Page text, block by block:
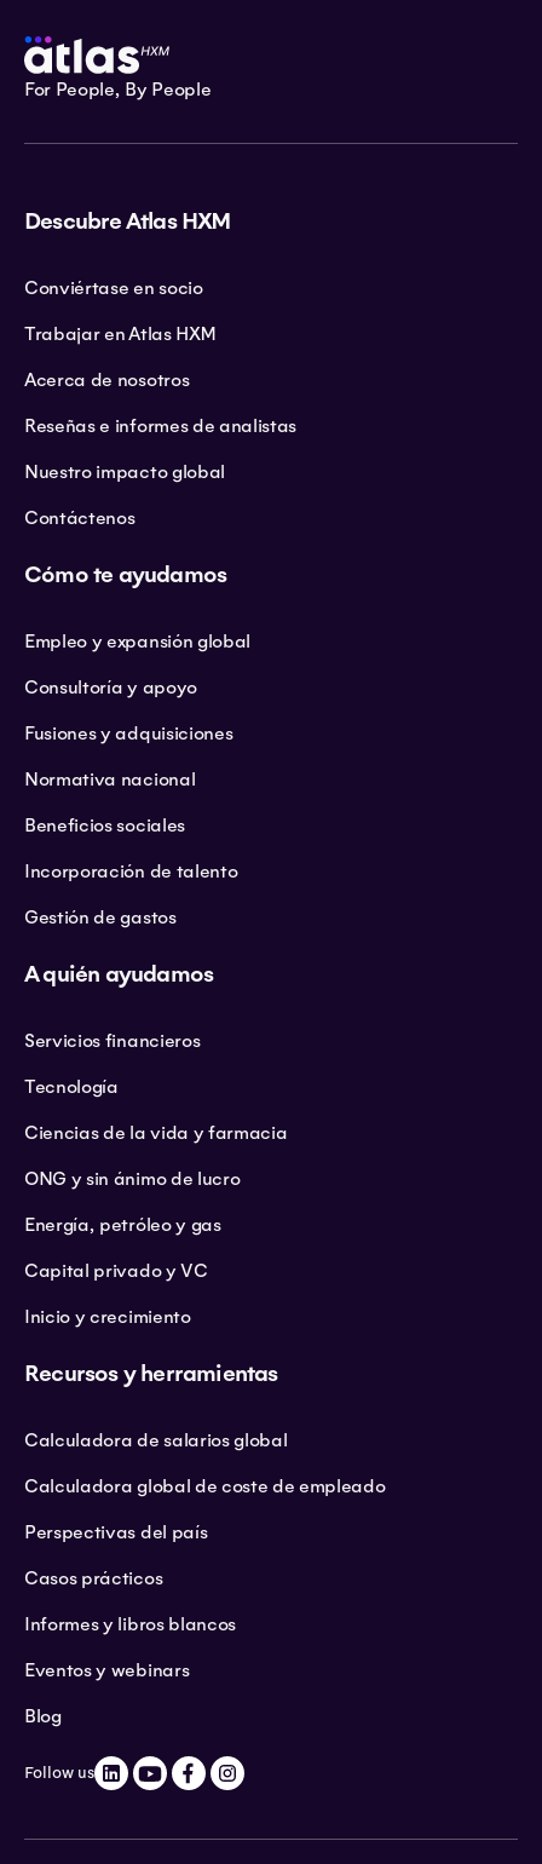
For People, By People
Descubre Atlas HXM
Conviértase en socio
Trabajar en Atlas HXM
Acerca de nosotros
Reseñas e informes de analistas
Nuestro impacto global
Contáctenos
Cómo te ayudamos
Empleo y expansión global
Consultoría y apoyo
Fusiones y adquisiciones
Normativa nacional
Beneficios sociales
Incorporación de talento
Gestión de gastos
A quién ayudamos
Servicios financieros
Tecnología
Ciencias de la vida y farmacia
ONG y sin ánimo de lucro
Energía, petróleo y gas
Capital privado y VC
Inicio y crecimiento
Recursos y herramientas
Calculadora de salarios global
Calculadora global de coste de empleado
Perspectivas del país
Casos prácticos
Informes y libros blancos
Eventos y webinars
Blog
Follow us